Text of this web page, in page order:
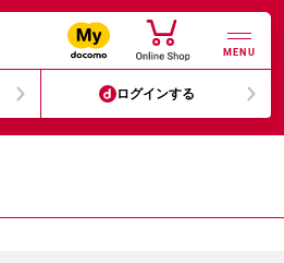
MENU
ログインする